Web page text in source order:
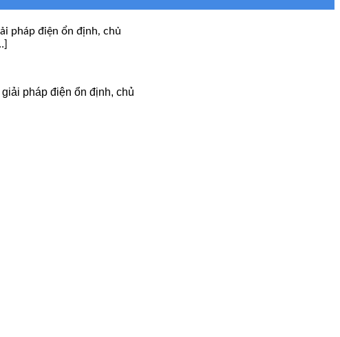
pháp điện ổn định, chủ
pháp điện ổn định, chủ